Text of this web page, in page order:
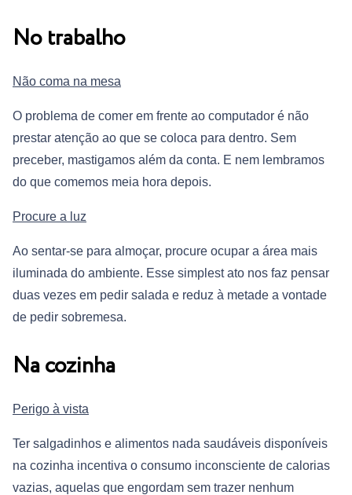
No trabalho
Não coma na mesa
O problema de comer em frente ao computador é não
prestar atenção ao que se coloca para dentro. Sem
preceber, mastigamos além da conta. E nem lembramos
do que comemos meia hora depois.
Procure a luz
Ao sentar-se para almoçar, procure ocupar a área mais
iluminada do ambiente. Esse simplest ato nos faz pensar
duas vezes em pedir salada e reduz à metade a vontade
de pedir sobremesa.
Na cozinha
Perigo à vista
Ter salgadinhos e alimentos nada saudáveis disponíveis
na cozinha incentiva o consumo inconsciente de calorias
vazias, aquelas que engordam sem trazer nenhum